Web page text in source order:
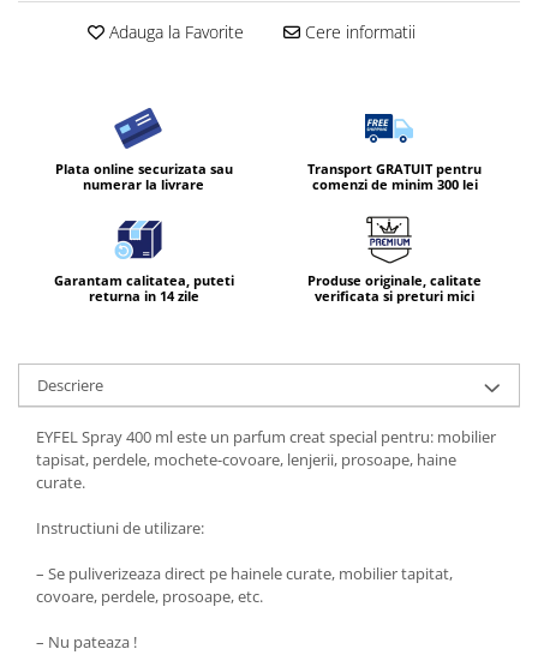
Adauga la Favorite Cere informatii
Plata online securizata sau
numerar la livrare
Transport GRATUIT pentru
comenzi de minim 300 lei
Garantam calitatea, puteti
returna in 14 zile
Produse originale, calitate
verificata si preturi mici
Descriere
EYFEL Spray 400 ml este un parfum creat special pentru: mobilier
tapisat, perdele, mochete-covoare, lenjerii, prosoape, haine
curate.
Instructiuni de utilizare:
– Se puliverizeaza direct pe hainele curate, mobilier tapitat,
covoare, perdele, prosoape, etc.
– Nu pateaza !